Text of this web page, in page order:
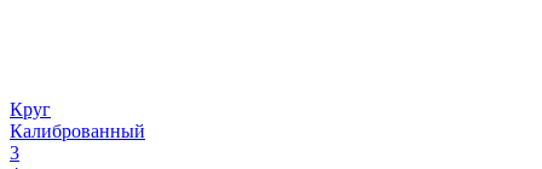
Круг
Калиброванный
3